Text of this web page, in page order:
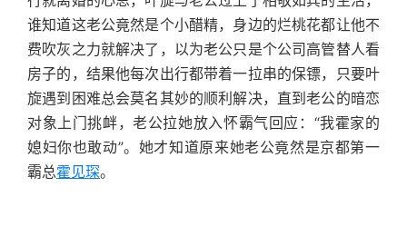
谁知道这老公竟然是个小醋精，身边的烂桃花都让他不
费吹灰之力就解决了，以为老公只是个公司高管替人看
房子的，结果他每次出行都带着一拉串的保镖，只要叶
旋遇到困难总会莫名其妙的顺利解决，直到老公的暗恋
对象上门挑衅，老公拉她放入怀霸气回应：“我霍家的
媳妇你也敢动”。她才知道原来她老公竟然是京都第一
霸总霍见琛。